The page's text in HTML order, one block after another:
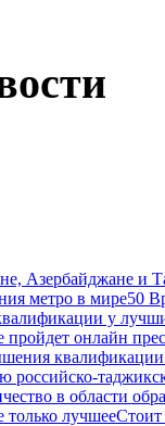
Азербайджане
метро в мире50
у
онлайн
квалификации
российско-
в области
лучшееСтоит